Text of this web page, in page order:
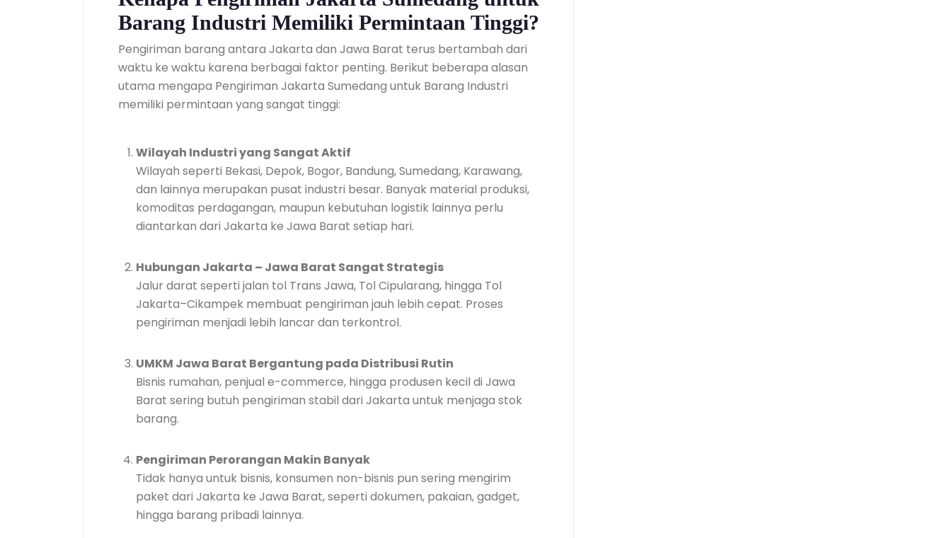
Barang Industri Memiliki Permintaan Tinggi?
Pengiriman barang antara Jakarta dan Jawa Barat terus bertambah dari
waktu ke waktu karena berbagai faktor penting. Berikut beberapa alasan
utama mengapa Pengiriman Jakarta Sumedang untuk Barang Industri
memiliki permintaan yang sangat tinggi:
Wilayah Industri yang Sangat Aktif
Wilayah seperti Bekasi, Depok, Bogor, Bandung, Sumedang, Karawang,
dan lainnya merupakan pusat industri besar. Banyak material produksi,
komoditas perdagangan, maupun kebutuhan logistik lainnya perlu
diantarkan dari Jakarta ke Jawa Barat setiap hari.
Hubungan Jakarta – Jawa Barat Sangat Strategis
Jalur darat seperti jalan tol Trans Jawa, Tol Cipularang, hingga Tol
Jakarta–Cikampek membuat pengiriman jauh lebih cepat. Proses
pengiriman menjadi lebih lancar dan terkontrol.
UMKM Jawa Barat Bergantung pada Distribusi Rutin
Bisnis rumahan, penjual e-commerce, hingga produsen kecil di Jawa
Barat sering butuh pengiriman stabil dari Jakarta untuk menjaga stok
barang.
Pengiriman Perorangan Makin Banyak
Tidak hanya untuk bisnis, konsumen non-bisnis pun sering mengirim
paket dari Jakarta ke Jawa Barat, seperti dokumen, pakaian, gadget,
hingga barang pribadi lainnya.